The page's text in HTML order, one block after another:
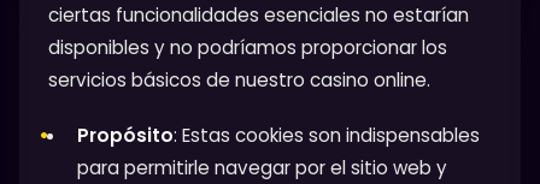
ciertas funcionalidades esenciales no estarían
disponibles y no podríamos proporcionar los
servicios básicos de nuestro casino online.
Propósito: Estas cookies son indispensables
para permitirle navegar por el sitio web y